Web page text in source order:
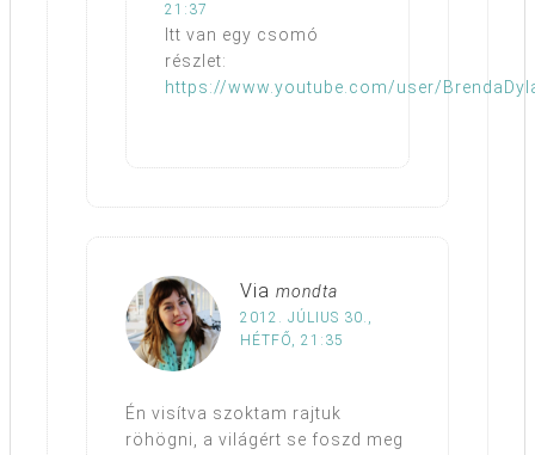
21:37
Itt van egy csomó
részlet:
https://www.youtube.com/user/
Via mondta
2012. JÚLIUS 30.,
HÉTFŐ, 21:35
Én visítva szoktam rajtuk
röhögni, a világért se foszd meg